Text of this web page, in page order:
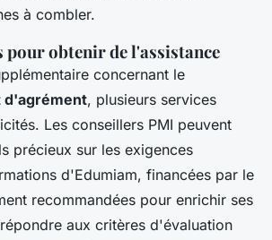
à combler.
pour obtenir de l'assistance
concernant le
d'agrément, plusieurs services
Les conseillers PMI peuvent
précieux sur les exigences
d'Edumiam, financées par le
recommandées pour enrichir ses
aux critères d'évaluation